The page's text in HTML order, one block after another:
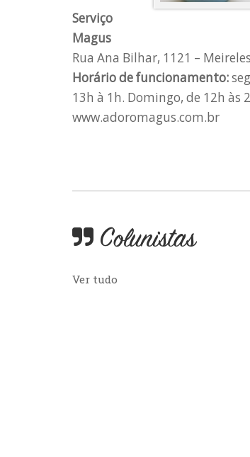
Serviço
Magus
Rua Ana Bilhar, 1121 – Meireles
Horário de funcionamento:
13h à 1h. Domingo, de 12h às
www.adoromagus.com.br
Colunistas
Ver tudo